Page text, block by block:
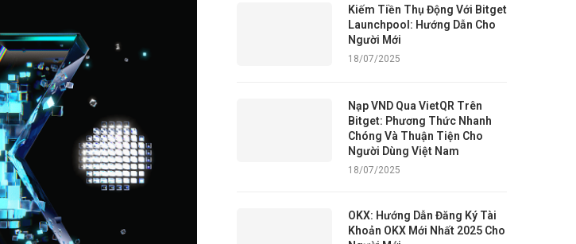
Kiếm Tiền Thụ Động Với Bitget
Launchpool: Hướng Dẫn Cho
Người Mới
18/07/2025
Nạp VND Qua VietQR Trên
Bitget: Phương Thức Nhanh
Chóng Và Thuận Tiện Cho
Người Dùng Việt Nam
18/07/2025
OKX: Hướng Dẫn Đăng Ký Tài
Khoản OKX Mới Nhất 2025 Cho